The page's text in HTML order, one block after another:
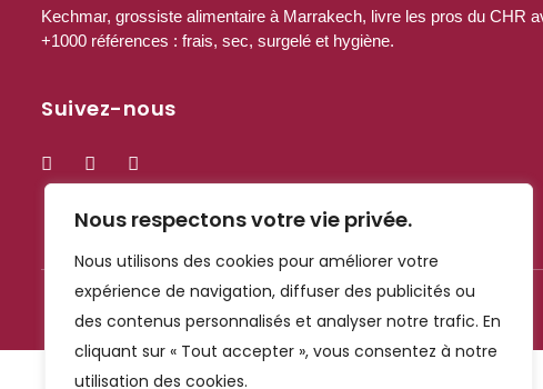
Nous respectons votre vie privée.
Nous utilisons des cookies pour améliorer votre
expérience de navigation, diffuser des publicités ou
des contenus personnalisés et analyser notre trafic. En
cliquant sur « Tout accepter », vous consentez à notre
utilisation des cookies.
Kechmar, grossiste alimentaire à Marrakech, livre les pros du CHR
+1000 références : frais, sec, surgelé et hygiène.
Suivez-nous